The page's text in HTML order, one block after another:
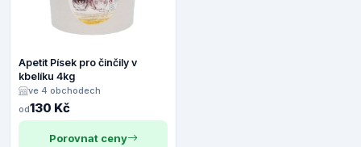
Apetit Písek pro činčily v
kbelíku 4kg
ve 4 obchodech
od130 Kč
Porovnat ceny